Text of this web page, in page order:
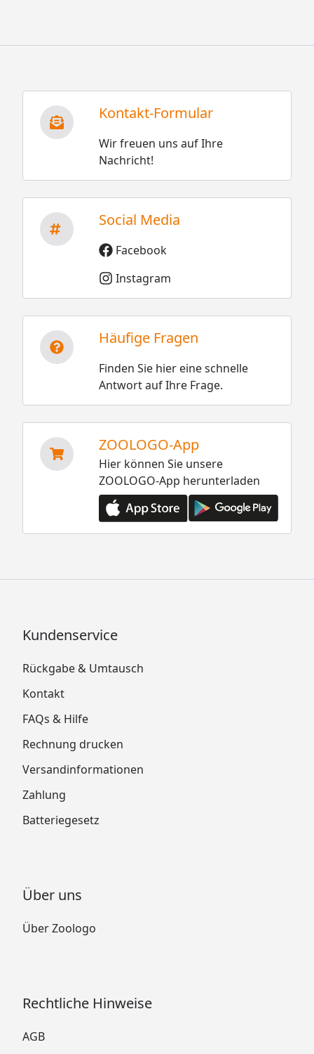
Kontakt-Formular
Wir freuen uns auf Ihre
Nachricht!
Social Media
Facebook
Instagram
Häufige Fragen
Finden Sie hier eine schnelle
Antwort auf Ihre Frage.
ZOOLOGO-App
Hier können Sie unsere
ZOOLOGO-App herunterladen
Kundenservice
Rückgabe & Umtausch
Kontakt
FAQs & Hilfe
Rechnung drucken
Versandinformationen
Zahlung
Batteriegesetz
Über uns
Über Zoologo
Rechtliche Hinweise
AGB